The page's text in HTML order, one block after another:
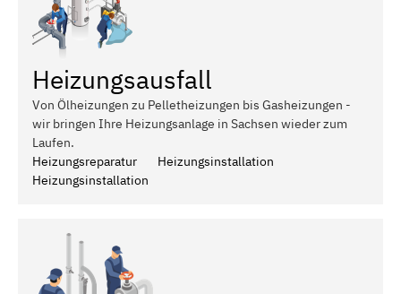
Heizungsausfall
Von Ölheizungen zu Pelletheizungen bis Gasheizungen -
wir bringen Ihre Heizungsanlage in Sachsen wieder zum
Laufen.
Heizungsreparatur
Heizungsinstallation
Heizungsinstallation